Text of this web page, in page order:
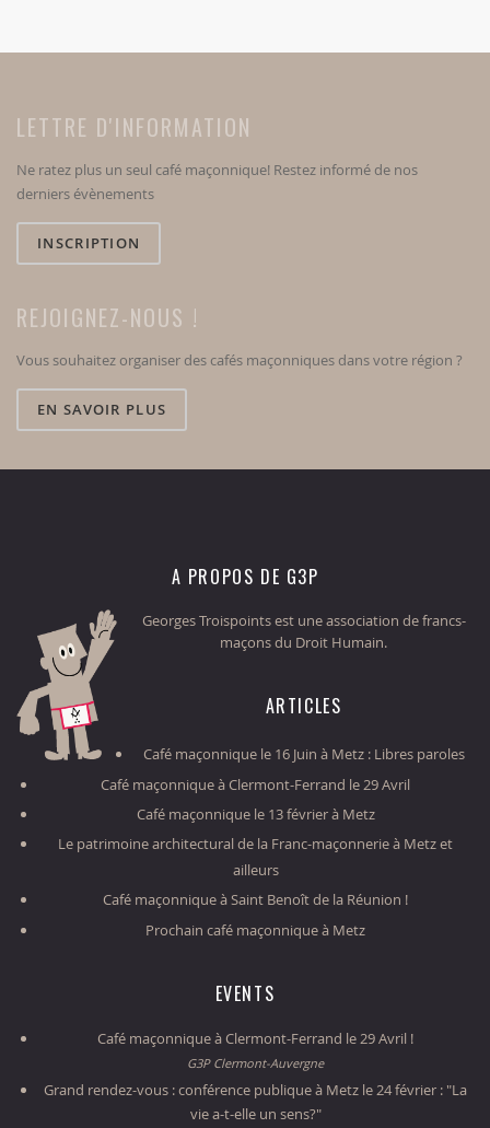
LETTRE D'INFORMATION
Ne ratez plus un seul café maçonnique! Restez informé de nos
derniers évènements
INSCRIPTION
REJOIGNEZ-NOUS !
Vous souhaitez organiser des cafés maçonniques dans votre région ?
EN SAVOIR PLUS
A PROPOS DE G3P
Georges Troispoints est une association de francs-
maçons du Droit Humain.
ARTICLES
Café maçonnique le 16 Juin à Metz : Libres paroles
Café maçonnique à Clermont-Ferrand le 29 Avril
Café maçonnique le 13 février à Metz
Le patrimoine architectural de la Franc-maçonnerie à Metz et
ailleurs
Café maçonnique à Saint Benoît de la Réunion !
Prochain café maçonnique à Metz
EVENTS
Café maçonnique à Clermont-Ferrand le 29 Avril !
G3P Clermont-Auvergne
Grand rendez-vous : conférence publique à Metz le 24 février : "La
vie a-t-elle un sens?"